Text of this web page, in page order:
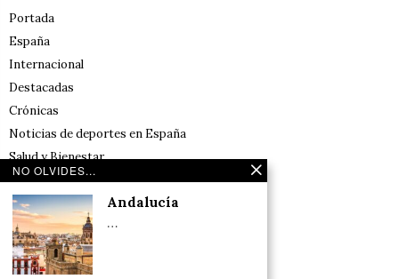
Portada
España
Internacional
Destacadas
Crónicas
Noticias de deportes en España
Salud y Bienestar
Reflexiones
LINKS
Aviso legal
NO OLVIDES...
Andalucía
…